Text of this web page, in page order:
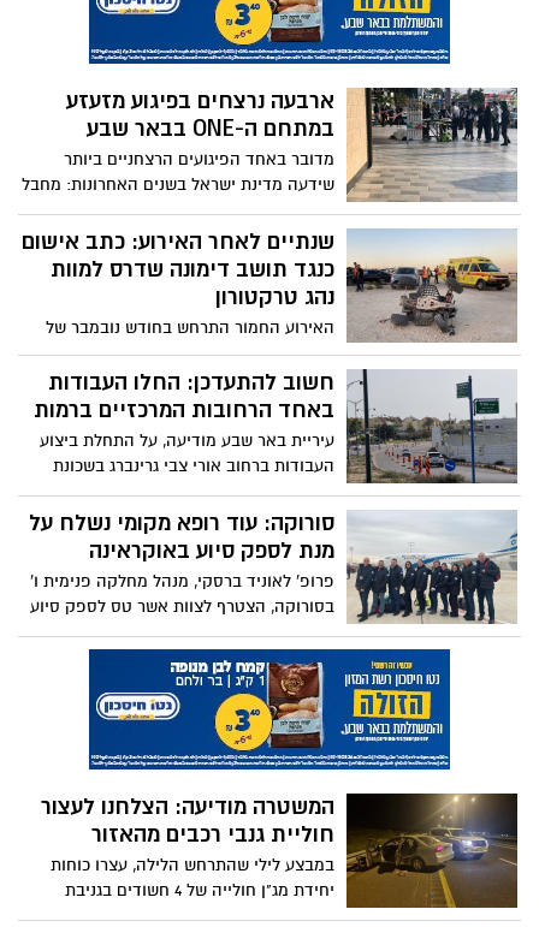
ארבעה נרצחים בפיגוע מזעזע
במתחם ה-ONE בבאר שבע
מדובר באחד הפיגועים הרצחניים ביותר
שידעה מדינת ישראל בשנים האחרונות: מחבל
תושב חורה, דרס עוברי אורח במתחם ONE,
ולאחר מכן החל במסע דקירות רצחני. נקבע
מותם של ארבעה קורבנות, ישנם עוד מספר
שנתיים לאחר האירוע: כתב אישום
כנגד תושב דימונה שדרס למוות
נהג טרקטורון
האירוע החמור התרחש בחודש נובמבר של
שנת 2020, אז דרס תושב דימונה בן 24 רוכב
טרקטורון, לאחר האחרון ניסה להשתלב
בצומת. הוא נאשם בגרימת מוות ברשלנות
חשוב להתעדכן: החלו העבודות
באחד הרחובות המרכזיים ברמות
עיריית באר שבע מודיעה, על התחלת ביצוע
העבודות ברחוב אורי צבי גרינברג בשכונת
רמות. אז איך זה יקרה וכמה זמן זה ייקח? כל
התשובות בפנים
סורוקה: עוד רופא מקומי נשלח על
מנת לספק סיוע באוקראינה
פרופ' לאוניד ברסקי, מנהל מחלקה פנימית ו'
בסורוקה, הצטרף לצוות אשר טס לספק סיוע
למדינה המזרח אירופאית. המטרה - להקים
בית חולים במערב המדינה
המשטרה מודיעה: הצלחנו לעצור
חוליית גנבי רכבים מהאזור
במבצע לילי שהתרחש הלילה, עצרו כוחות
יחידת מג"ן חולייה של 4 חשודים בגניבת
רכבים באזור הדרום. הם יובאו היום בפני